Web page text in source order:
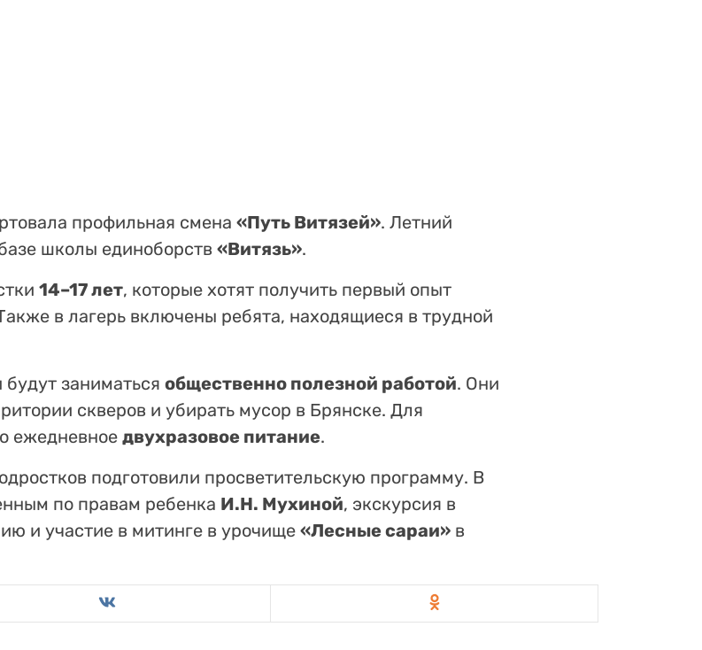
профильная смена «Путь Витязей». Летний
школы единоборств «Витязь».
14–17 лет, которые хотят получить первый опыт
в лагерь включены ребята, находящиеся в трудной
заниматься общественно полезной работой. Они
скверов и убирать мусор в Брянске. Для
ежедневное двухразовое питание.
подготовили просветительскую программу. В
по правам ребенка И.Н. Мухиной, экскурсия в
и участие в митинге в урочище «Лесные сараи» в